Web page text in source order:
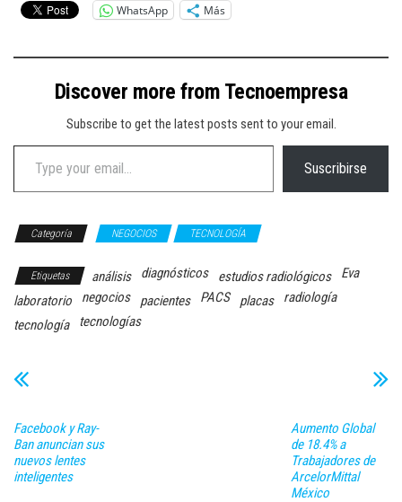
WhatsApp Más
Discover more from Tecnoempresa
Subscribe to get the latest posts sent to your email.
Type your email…
Suscribirse
Categoría NEGOCIOS TECNOLOGÍA
Etiquetas análisis diagnósticos estudios radiológicos
Eva
laboratorio
negocios pacientes PACS placas
radiología
tecnología
tecnologías
Facebook y Ray-
Ban anuncian sus
nuevos lentes
inteligentes
Aumento Global
de 18.4% a
Trabajadores de
ArcelorMittal
México